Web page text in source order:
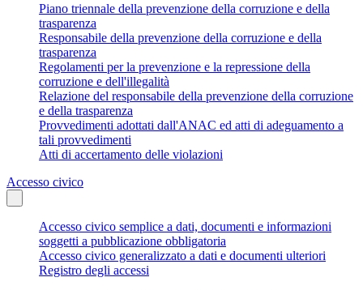
Piano triennale della prevenzione della corruzione e della
trasparenza
Responsabile della prevenzione della corruzione e della
trasparenza
Regolamenti per la prevenzione e la repressione della
corruzione e dell'illegalità
Relazione del responsabile della prevenzione della corruzione
e della trasparenza
Provvedimenti adottati dall'ANAC ed atti di adeguamento a
tali provvedimenti
Atti di accertamento delle violazioni
Accesso civico
Accesso civico semplice a dati, documenti e informazioni
soggetti a pubblicazione obbligatoria
Accesso civico generalizzato a dati e documenti ulteriori
Registro degli accessi